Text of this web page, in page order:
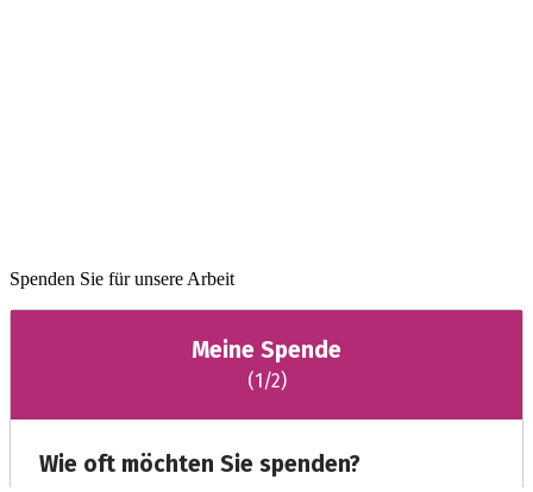
Spenden Sie für unsere Arbeit